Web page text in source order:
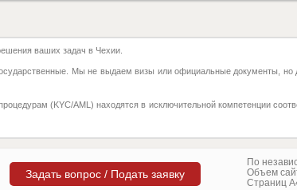
ваших задач в Чехии.
Мы не выдаем визы или официальные документы,
(KYC/AML) находятся в исключительной компетенции
Задать вопрос / Подать заявку
По
Объем
Страниц